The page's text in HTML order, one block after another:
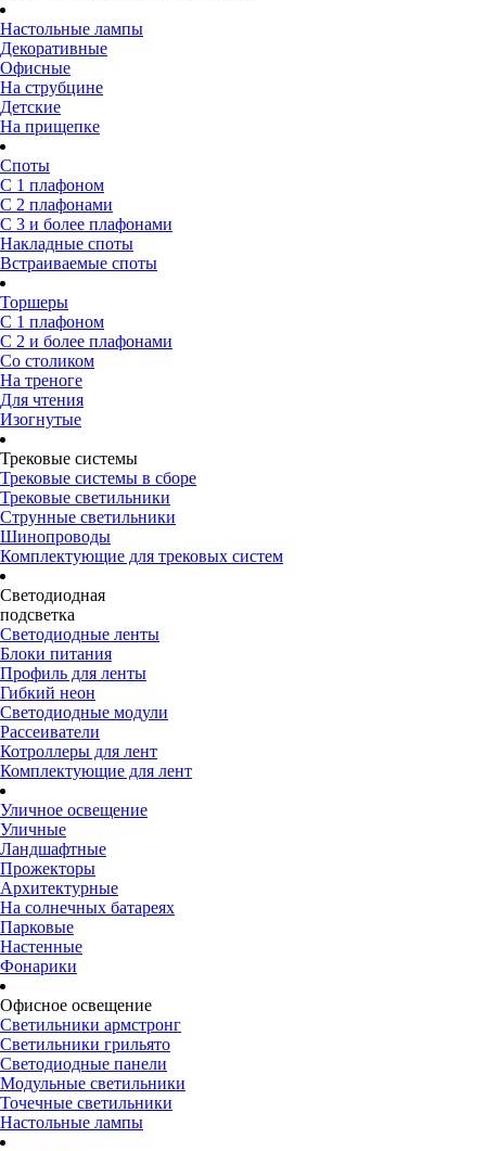
Настольные лампы
Декоративные
Офисные
На струбцине
Детские
На прищепке
Споты
С 1 плафоном
С 2 плафонами
С 3 и более плафонами
Накладные споты
Встраиваемые споты
Торшеры
С 1 плафоном
С 2 и более плафонами
Со столиком
На треноге
Для чтения
Изогнутые
Трековые системы
Трековые системы в сборе
Трековые светильники
Струнные светильники
Шинопроводы
Комплектующие для трековых систем
Светодиодная
подсветка
Светодиодные ленты
Блоки питания
Профиль для ленты
Гибкий неон
Светодиодные модули
Рассеиватели
Котроллеры для лент
Комплектующие для лент
Уличное освещение
Уличные
Ландшафтные
Прожекторы
Архитектурные
На солнечных батареях
Парковые
Настенные
Фонарики
Офисное освещение
Светильники армстронг
Светильники грильято
Светодиодные панели
Модульные светильники
Точечные светильники
Настольные лампы